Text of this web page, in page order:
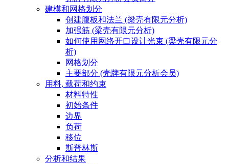
建模和网格划分
创建腹板和法兰 (梁壳有限元分析)
加强筋 (梁壳有限元分析)
如何使用网络开口设计光束 (梁壳有限元分
析)
网格划分
主要部分 (壳牌有限元分析会员)
用料, 载荷和约束
材料特性
初始条件
边界
负荷
移位
斯普林斯
分析和结果